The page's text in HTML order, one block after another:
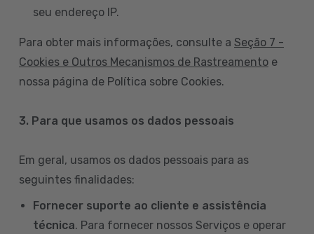
seu endereço IP.
Para obter mais informações, consulte a Seção 7 -
Cookies e Outros Mecanismos de Rastreamento e
nossa página de Política sobre Cookies.
3. Para que usamos os dados pessoais
Em geral, usamos os dados pessoais para as
seguintes finalidades:
Fornecer suporte ao cliente e assistência
técnica. Para fornecer nossos Serviços e operar